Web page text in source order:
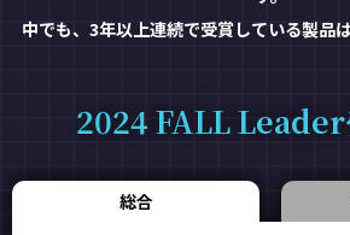
中でも、3年以上連続で受賞している製品
2024 FALL Leader
総合